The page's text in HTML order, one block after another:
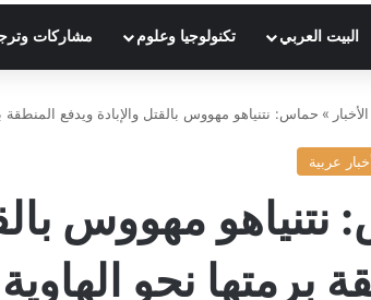
البيت العربي تكنولوجيا وعلوم مشاركات
» حماس: نتنياهو مهووس بالقتل والإبادة ويدفع المنطقة
أخبار عربية
مهووس
برمتها نحو الهاوية